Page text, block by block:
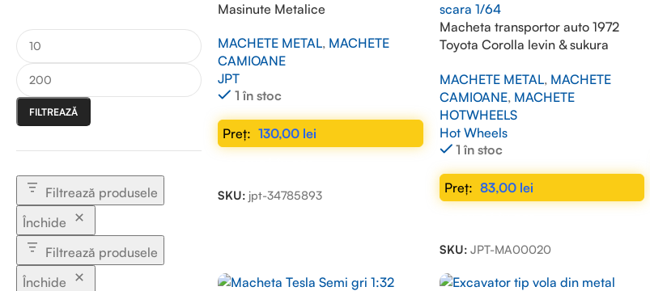
FILTREAZĂ
Filtrează produsele
Închide
Filtrează produsele
Închide
Masinute Metalice
MACHETE METAL, MACHETE
CAMIOANE
JPT
1 în stoc
130,00 lei
SKU: jpt-34785893
Macheta transportor auto 1972
Toyota Corolla levin & sukura
scara 1/64
MACHETE METAL, MACHETE
CAMIOANE, MACHETE
HOTWHEELS
Hot Wheels
1 în stoc
83,00 lei
SKU: JPT-MA00020